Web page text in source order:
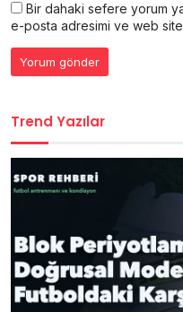
Bir dahaki sefere yorum
e-posta adresimi ve web site
Trend Yazılar